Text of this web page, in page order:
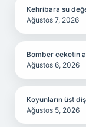
Kehribara su
Ağustos 7, 2026
Bomber ceketin
Ağustos 6, 2026
Koyunların üst
Ağustos 5, 2026